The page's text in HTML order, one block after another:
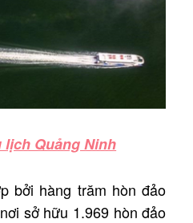
Quảng Ninh
bởi hàng trăm hòn đảo
sở hữu 1.969 hòn đảo